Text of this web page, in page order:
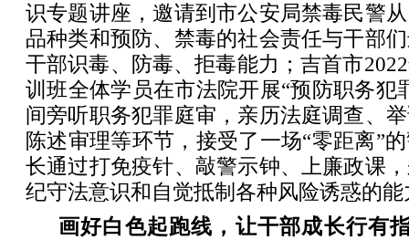
识专题讲座，邀请到市公安局禁毒民警
品种类和预防、禁毒的社会责任与干部
干部识毒、防毒、拒毒能力；吉首市
训班全体学员在市法院开展“预防职务犯
间旁听职务犯罪庭审，亲历法庭调查、
陈述审理等环节，接受了一场“零距离”
长通过打免疫针、敲警示钟、上廉政课
纪守法意识和自觉抵制各种风险诱惑的能
画好白色起跑线，让干部成长行有